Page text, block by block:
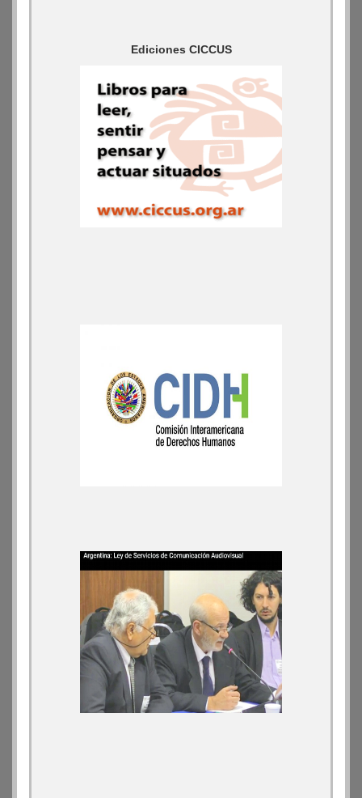
Ediciones CICCUS